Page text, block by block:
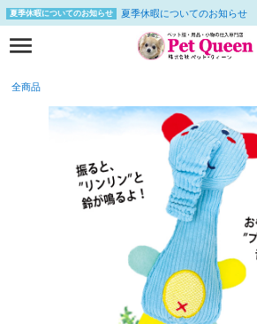
夏季休暇についてのお知らせ 夏季休暇についてのお知らせ
全商品